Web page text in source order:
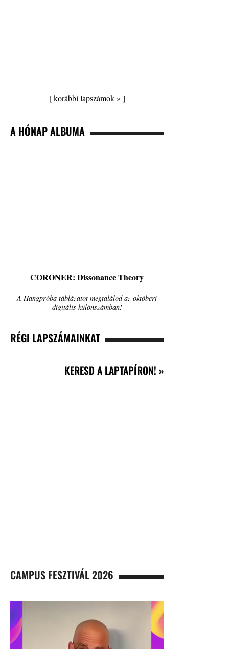
[korábbi lapszámok » ]
A HÓNAP ALBUMA
CORONER: Dissonance Theory
A Hangpróba táblázatot megtalálod az októberi
digitális különszámban!
RÉGI LAPSZÁMAINKAT
KERESD A LAPTAPÍRON! »
CAMPUS FESZTIVÁL 2026